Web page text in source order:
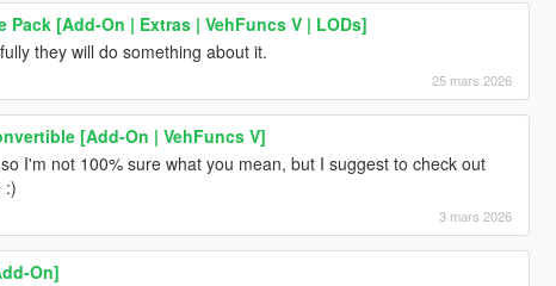
Pack [Add-On | Extras | VehFuncs V | LODs]
they will do something about it.
25 mars 2026
[Add-On | VehFuncs V]
I'm not 100% sure what you mean, but I suggest to check out
:)
3 mars 2026
On]